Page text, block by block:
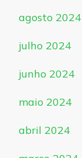
agosto 2024
julho 2024
junho 2024
maio 2024
abril 2024